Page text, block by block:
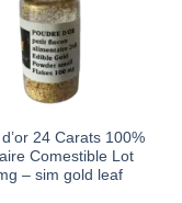
24 Carats 100%
Comestible Lot
– sim gold leaf